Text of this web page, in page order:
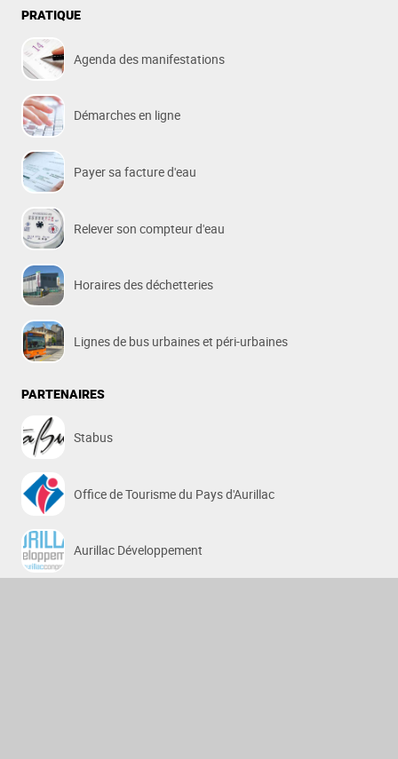
PRATIQUE
Agenda des manifestations
Démarches en ligne
Payer sa facture d'eau
Relever son compteur d'eau
Horaires des déchetteries
Lignes de bus urbaines et péri-urbaines
PARTENAIRES
Stabus
Office de Tourisme du Pays d'Aurillac
Aurillac Développement